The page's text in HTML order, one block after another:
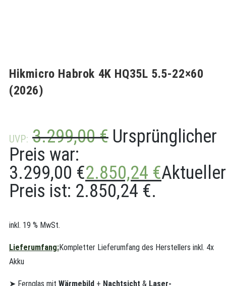
Hikmicro Habrok 4K HQ35L 5.5-22×60
(2026)
UVP: 3.299,00€ Ursprünglicher
Preis war:
3.299,00 €2.850,24 €Aktueller
Preis ist: 2.850,24 €.
inkl. 19 % MwSt.
Lieferumfang:Kompletter Lieferumfang des Herstellers inkl. 4x
Akku
➤ Fernglas mit Wärmebild + Nachtsicht & Laser-